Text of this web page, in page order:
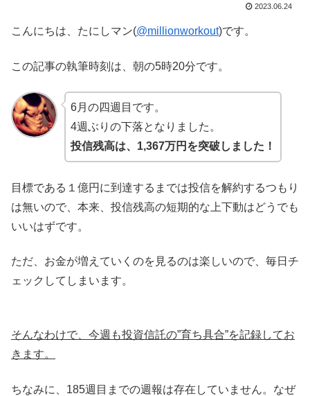
2023.06.24
こんにちは、たにしマン(@millionworkout)です。
この記事の執筆時刻は、朝の5時20分です。
6月の四週目です。
4週ぶりの下落となりました。
投信残高は、1,367万円を突破しました！
目標である１億円に到達するまでは投信を解約するつもり
は無いので、本来、投信残高の短期的な上下動はどうでも
いいはずです。
ただ、お金が増えていくのを見るのは楽しいので、毎日チ
ェックしてしまいます。
そんなわけで、今週も投資信託の”育ち具合”を記録してお
きます。
ちなみに、185週目までの週報は存在していません。なぜ